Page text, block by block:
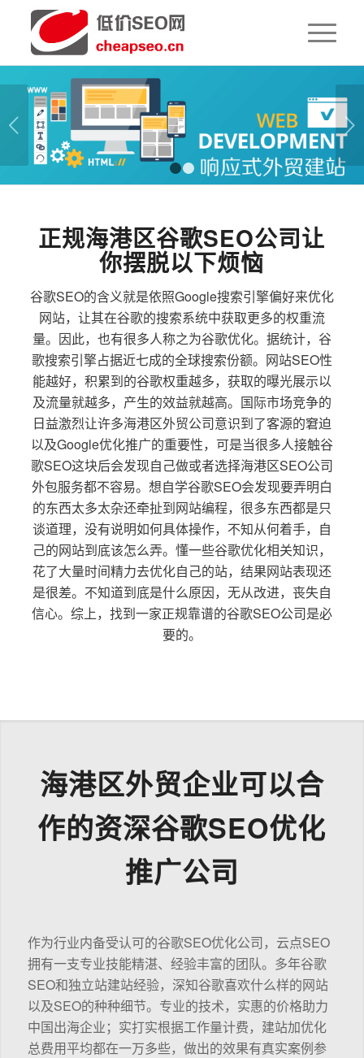
下一页
1 2
正规海港区谷歌SEO公司让
你摆脱以下烦恼
谷歌SEO的含义就是依照Google搜索引擎偏好来优化
网站，让其在谷歌的搜索系统中获取更多的权重流
量。因此，也有很多人称之为谷歌优化。据统计，谷
歌搜索引擎占据近七成的全球搜索份额。网站SEO性
能越好，积累到的谷歌权重越多，获取的曝光展示以
及流量就越多，产生的效益就越高。国际市场竞争的
日益激烈让许多海港区外贸公司意识到了客源的窘迫
以及Google优化推广的重要性，可是当很多人接触谷
歌SEO这块后会发现自己做或者选择海港区SEO公司
外包服务都不容易。想自学谷歌SEO会发现要弄明白
的东西太多太杂还牵扯到网站编程，很多东西都是只
谈道理，没有说明如何具体操作，不知从何着手，自
己的网站到底该怎么弄。懂一些谷歌优化相关知识，
花了大量时间精力去优化自己的站，结果网站表现还
是很差。不知道到底是什么原因，无从改进，丧失自
信心。综上，找到一家正规靠谱的谷歌SEO公司是必
要的。
海港区外贸企业可以合
作的资深谷歌SEO优化
推广公司
作为行业内备受认可的谷歌SEO优化公司，云点SEO
拥有一支专业技能精湛、经验丰富的团队。多年谷歌
SEO和独立站建站经验，深知谷歌喜欢什么样的网站
以及SEO的种种细节。专业的技术，实惠的价格助力
中国出海企业；实打实根据工作量计费，建站加优化
总费用平均都在一万多些，做出的效果有真实案例参